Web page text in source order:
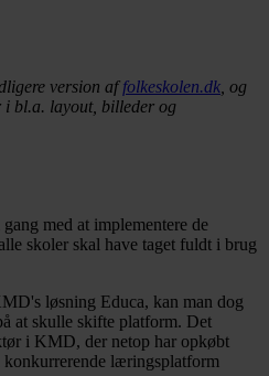
version affolkeskolen.dk, og
i bl.a. layout, billeder og
med at implementere de
skoler skal have taget fuldt i brug
løsning Educa, kan man dog
at skulle skifte platform. Det
i KMD, der netop har opkøbt
læringsplatform